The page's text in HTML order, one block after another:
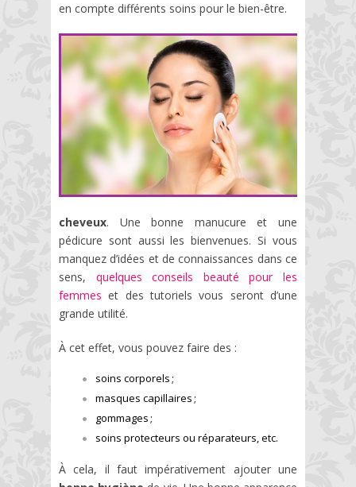
en compte différents soins pour le bien-être.
cheveux. Une bonne manucure et une
pédicure sont aussi les bienvenues. Si vous
manquez d’idées et de connaissances dans ce
sens, quelques conseils beauté pour les
femmes et des tutoriels vous seront d’une
grande utilité.
À cet effet, vous pouvez faire des :
soins corporels ;
masques capillaires ;
gommages ;
soins protecteurs ou réparateurs, etc.
À cela, il faut impérativement ajouter une